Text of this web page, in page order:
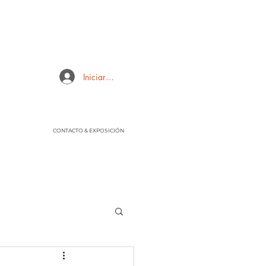
Iniciar sesión
CONTACTO & EXPOSICIÓN